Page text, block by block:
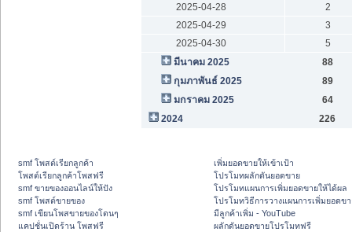
2025-04-28
2
2025-04-29
3
2025-04-30
5
มีนาคม 2025
88
กุมภาพันธ์ 2025
89
มกราคม 2025
64
2024
226
smf โพสต์เรียกลูกค้า
โพสต์เรียกลูกค้าโพสฟรี
smf ขายของออนไลน์ให้ปัง
smf โพสต์ขายของ
smf เขียนโพสขายของโดนๆ
แคปชั่นเปิดร้าน โพสฟรี
เพิ่มยอดขายให้เข้าเป้า
โปรโมทผลักดันยอดขาย
โปรโมทแผนการเพิ่มยอดขายให้ได้ผล
โปรโมทวิธีการวางแผนการเพิ่มยอดข
มีลูกค้าเพิ่ม - YouTube
ผลักดันยอดขายโปรโมทฟรี